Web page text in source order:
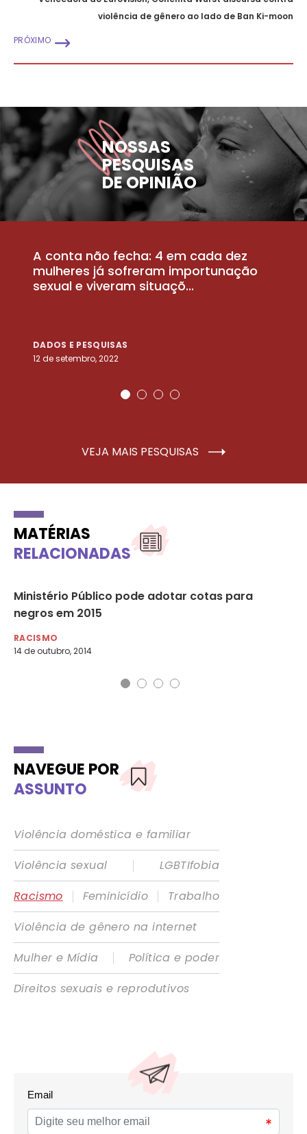
violência de gênero ao lado de Ban Ki-moon
PRÓXIMO
NOSSAS
PESQUISAS
DE OPINIÃO
A conta não fecha: 4 em cada dez
mulheres já sofreram importunação
sexual e viveram situaçõ...
DADOS E PESQUISAS
12 de setembro, 2022
VEJA MAIS PESQUISAS
MATÉRIAS
RELACIONADAS
Ministério Público pode adotar cotas para
negros em 2015
RACISMO
14 de outubro, 2014
NAVEGUE POR
ASSUNTO
Violência doméstica e familiar
Violência sexual
|
LGBTIfobia
Racismo
| Feminicídio |
Trabalho
Violência de gênero na internet
Mulher e Mídia
|
Política e poder
Direitos sexuais e reprodutivos